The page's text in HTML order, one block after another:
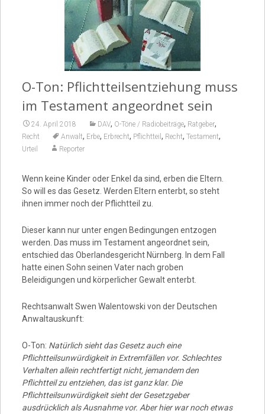
O-Ton: Pflichtteilsentziehung muss
im Testament angeordnet sein
24. April 2018 DAV, O-Töne / Radiobeiträge, Ratgeber,
Recht Anwalt, Erbe, Erbrecht, Pflichtteil , Recht, Testament,
Urteil Reporter
Wenn keine Kinder oder Enkel da sind, erben die Eltern.
So will es das Gesetz. Werden Eltern enterbt, so steht
ihnen immer noch der Pflichtteil zu.
Dieser kann nur unter engen Bedingungen entzogen
werden. Das muss im Testament angeordnet sein,
entschied das Oberlandesgericht Nürnberg. In dem Fall
hatte einen Sohn seinen Vater nach groben
Beleidigungen und körperlicher Gewalt enterbt.
Rechtsanwalt Swen Walentowski von der Deutschen
Anwaltauskunft:
O-Ton: Natürlich sieht das Gesetz auch eine
Pflichtteilsunwürdigkeit in Extremfällen vor. Schlechtes
Verhalten allein rechtfertigt nicht, jemandem den
Pflichtteil zu entziehen, das ist ganz klar. Die
Pflichtteilsunwürdigkeit sieht der Gesetzgeber
ausdrücklich als Ausnahme vor. Aber hier war noch etwas